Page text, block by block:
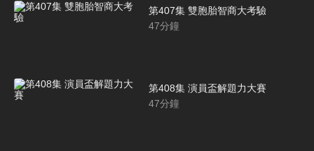
第407集 雙胞胎智商大考驗
47分鐘
第408集 演員盃解題力大賽
47分鐘